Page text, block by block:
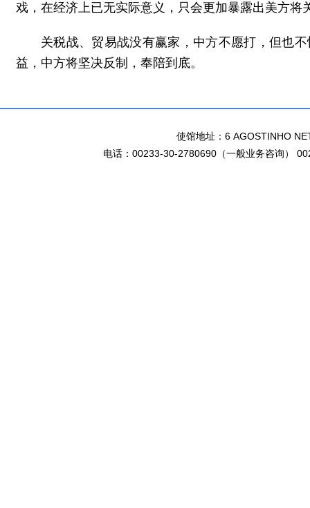
戏，在经济上已无实际意义，只会更加暴露出美方
关税战、贸易战没有赢家，中方不愿打，但也
益，中方将坚决反制，奉陪到底。
使馆地址：6 AGOSTINHO
电话：00233-30-2780690（一般业务咨询）